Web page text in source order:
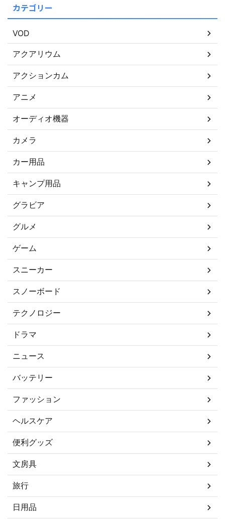
カテゴリー
VOD
アクアリウム
アクションカム
アニメ
オーディオ機器
カメラ
カー用品
キャンプ用品
グラビア
グルメ
ゲーム
スニーカー
スノーボード
テクノロジー
ドラマ
ニュース
バッテリー
ファッション
ヘルスケア
便利グッズ
文房具
旅行
日用品